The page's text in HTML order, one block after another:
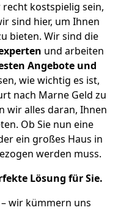
kostspielig sein,
sind hier, um Ihnen
bieten. Wir sind die
und arbeiten
Angebote und
wie wichtig es ist,
nach Marne Geld zu
wir alles daran, Ihnen
Ob Sie nun eine
ein großes Haus in
werden muss.
Lösung für Sie.
wir kümmern uns